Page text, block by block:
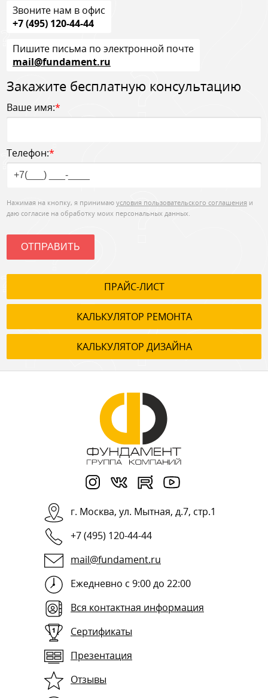
Звоните нам в офис
+7 (495) 120-44-44
Пишите письма по электронной почте
mail@fundament.ru
Закажите бесплатную консультацию
Ваше имя:*
Телефон:*
Нажимая на кнопку, я принимаю условия пользовательского соглашения и
даю согласие на обработку моих персональных данных.
ОТПРАВИТЬ
ПРАЙС-ЛИСТ
КАЛЬКУЛЯТОР РЕМОНТА
КАЛЬКУЛЯТОР ДИЗАЙНА
г. Москва, ул. Мытная, д.7, стр.1
+7 (495) 120-44-44
mail@fundament.ru
Ежедневно с 9:00 до 22:00
Вся контактная информация
Сертификаты
Презентация
Отзывы